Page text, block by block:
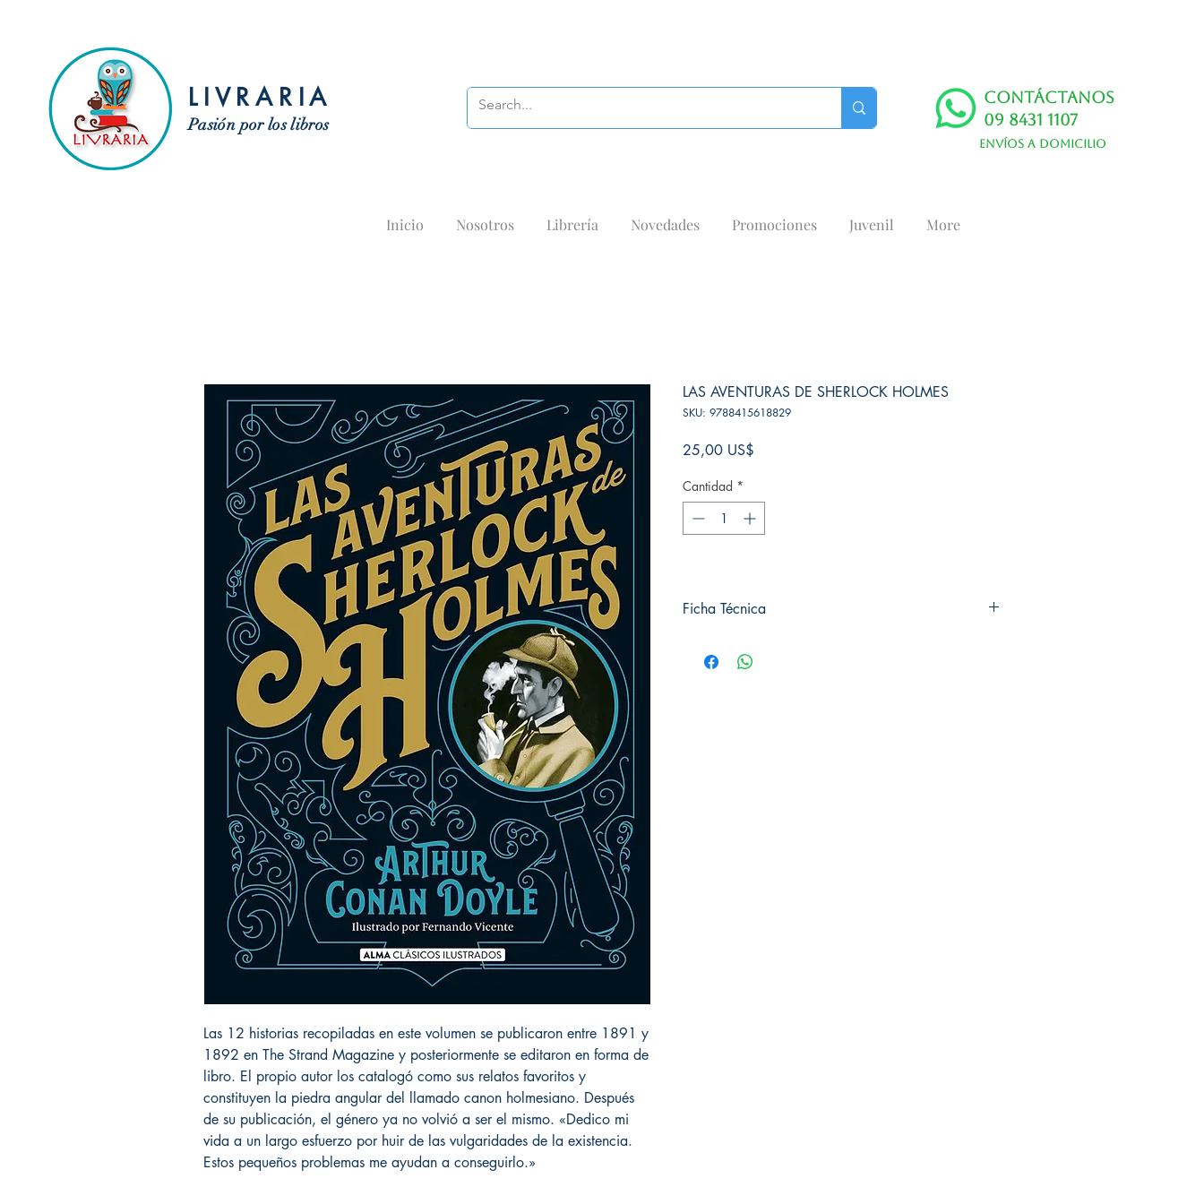
LIVRARIA
Pasión por los libros
Contáctanos
09 8431 1107
Envíos a domicilio
Inicio Nosotros Librería Novedades Promociones Juvenil More
Las 12 historias recopiladas en este volumen se publicaron entre 1891 y
1892 en The Strand Magazine y posteriormente se editaron en forma de
libro. El propio autor los catalogó como sus relatos favoritos y
constituyen la piedra angular del llamado canon holmesiano. Después
de su publicación, el género ya no volvió a ser el mismo. «Dedico mi
vida a un largo esfuerzo por huir de las vulgaridades de la existencia.
Estos pequeños problemas me ayudan a conseguirlo.»
LAS AVENTURAS DE SHERLOCK HOLMES
SKU: 9788415618829
25,00 US$
Cantidad *
Ficha Técnica
Editorial: Alma